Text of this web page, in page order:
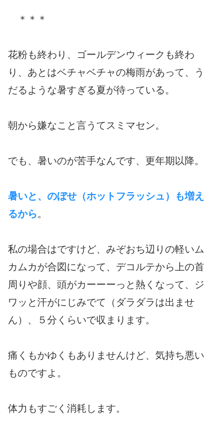
＊＊＊
花粉も終わり、ゴールデンウィークも終わ
り、あとはベチャベチャの梅雨があって、う
だるような暑すぎる夏が待っている。
朝から嫌なこと言うてスミマセン。
でも、暑いのが苦手なんです、更年期以降。
暑いと、のぼせ（ホットフラッシュ）も増え
るから。
私の場合はですけど、みぞおち辺りの軽いム
カムカが合図になって、デコルテから上の首
周りや顔、頭がカーーーっと熱くなって、ジ
ワッと汗がにじみでて（ダラダラは出ませ
ん）、５分くらいで収まります。
痛くもかゆくもありませんけど、気持ち悪い
ものですよ。
体力もすごく消耗します。